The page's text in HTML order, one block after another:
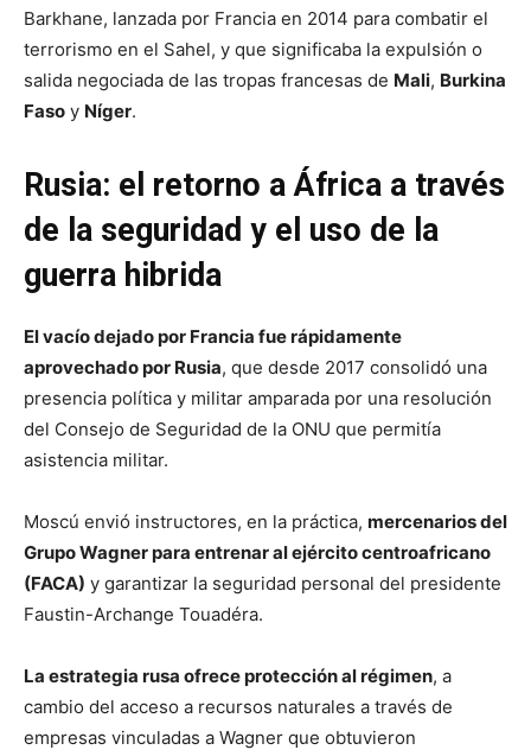
Barkhane, lanzada por Francia en 2014 para combatir el
terrorismo en el Sahel, y que significaba la expulsión o
salida negociada de las tropas francesas de Mali, Burkina
Faso y Níger.
Rusia: el retorno a África a través
de la seguridad y el uso de la
guerra hibrida
El vacío dejado por Francia fue rápidamente
aprovechado por Rusia, que desde 2017 consolidó una
presencia política y militar amparada por una resolución
del Consejo de Seguridad de la ONU que permitía
asistencia militar.
Moscú envió instructores, en la práctica, mercenarios del
Grupo Wagner para entrenar al ejército centroafricano
(FACA) y garantizar la seguridad personal del presidente
Faustin-Archange Touadéra.
La estrategia rusa ofrece protección al régimen, a
cambio del acceso a recursos naturales a través de
empresas vinculadas a Wagner que obtuvieron